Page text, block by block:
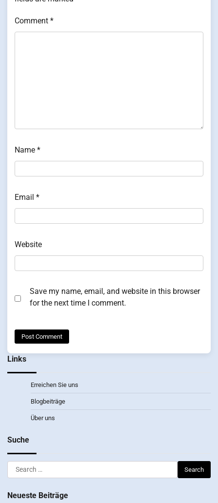
Comment *
Name *
Email *
Website
Save my name, email, and website in this browser
for the next time I comment.
Links
Erreichen Sie uns
Blogbeiträge
Über uns
Suche
Search
for:
Neueste Beiträge